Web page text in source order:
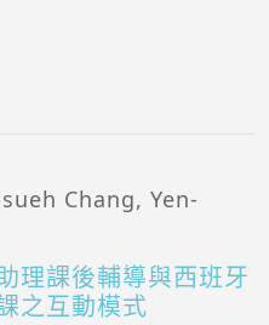
Chang, Yen-
理課後輔導與西班牙
之互動模式